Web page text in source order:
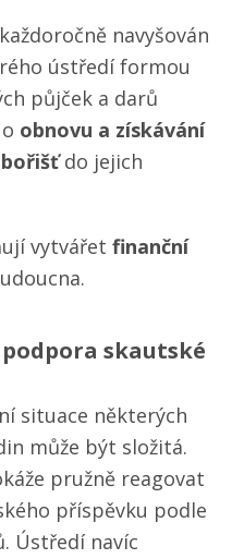
navyšován
ústředí formou
půjček a darů
obnovu a získávání
do jejich
vytvářet finanční
skautské
situace některých
může být složitá.
pružně reagovat
příspěvku podle
Ústředí navíc